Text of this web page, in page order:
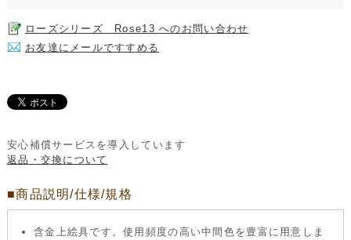
ローズシリーズ Rose13 へのお問い合わせ
お友達にメールですすめる
安心補償サービスを導入しています
返品・交換について
■商品説明/仕様/規格
含金上絵具です。使用頻度の高い中間色を豊富に用意しま